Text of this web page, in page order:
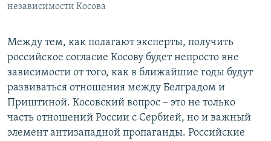
независимости Косова
Между тем, как полагают эксперты, получить
российское согласие Косову будет непросто вне
зависимости от того, как в ближайшие годы будут
развиваться отношения между Белградом и
Приштиной. Косовский вопрос – это не только
часть отношений России с Сербией, но и важный
элемент антизападной пропаганды. Российские